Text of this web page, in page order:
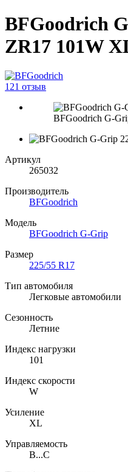
BFGoodrich
ZR17 101W
121 отзыв
BFGoodrich G-
Артикул
265032
Производитель
BFGoodrich
Модель
BFGoodrich G-Grip
Размер
225/55 R17
Тип автомобиля
Легковые автомобили
Сезонность
Летние
Индекс нагрузки
101
Индекс скорости
W
Усиление
XL
Управляемость
B...C